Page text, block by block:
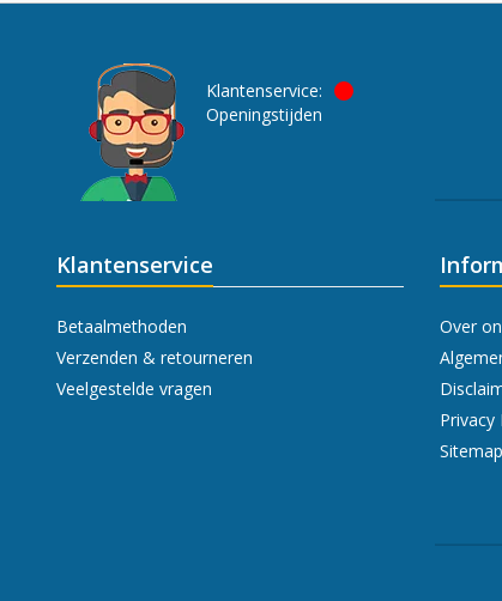
Klantenservice:
Openingstijden
Klantenservice
Betaalmethoden
Verzenden & retourneren
Veelgestelde vragen
Over
Privacy
Sitemap